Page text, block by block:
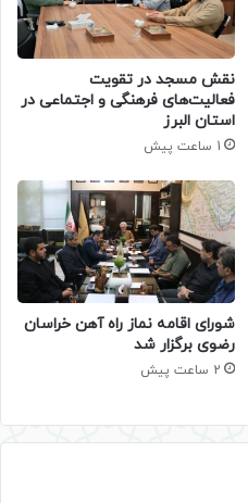
نقش مسجد در تقویت
فعالیت‌های فرهنگی و اجتماعی در
استان البرز
1 ساعت پیش
شورای اقامه نماز راه آهن خراسان
رضوی برگزار شد
2 ساعت پیش